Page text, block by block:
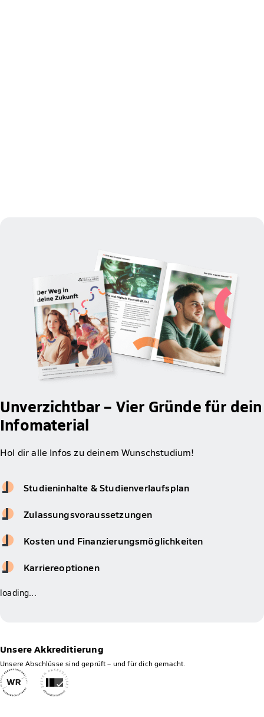
Unverzichtbar – Vier Gründe für dein
Infomaterial
Hol dir alle Infos zu deinem Wunschstudium!
Studieninhalte & Studienverlaufsplan
Zulassungsvoraussetzungen
Kosten und Finanzierungsmöglichkeiten
Karriereoptionen
loading...
Unsere Akkreditierung
Unsere Abschlüsse sind geprüft – und für dich gemacht.